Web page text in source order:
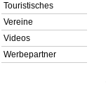
Touristisches
Vereine
Videos
Werbepartner